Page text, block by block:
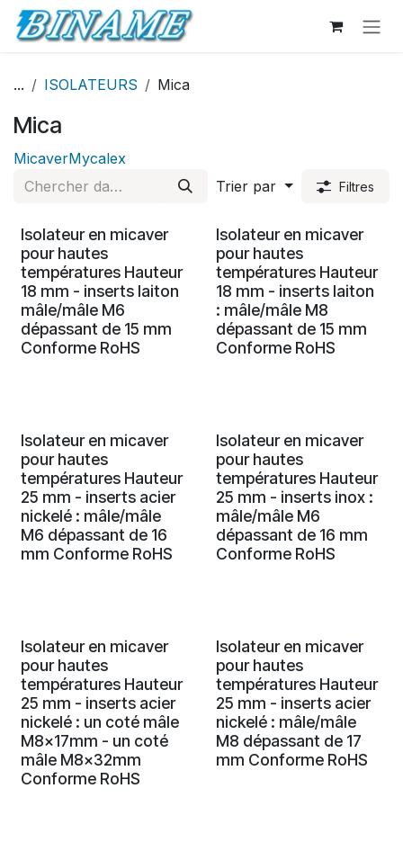
Se rendre au contenu
... ISOLATEURS Mica
Mica
MicaverMycalex
Trier par
Filtres
Isolateur en micaver
pour hautes
températures Hauteur
18 mm - inserts laiton
mâle/mâle M6
dépassant de 15 mm
Conforme RoHS
Isolateur en micaver
pour hautes
températures Hauteur
18 mm - inserts laiton
: mâle/mâle M8
dépassant de 15 mm
Conforme RoHS
Isolateur en micaver
pour hautes
températures Hauteur
25 mm - inserts acier
nickelé : mâle/mâle
M6 dépassant de 16
mm Conforme RoHS
Isolateur en micaver
pour hautes
températures Hauteur
25 mm - inserts inox :
mâle/mâle M6
dépassant de 16 mm
Conforme RoHS
Isolateur en micaver
pour hautes
températures Hauteur
25 mm - inserts acier
nickelé : un coté mâle
M8x17mm - un coté
mâle M8x32mm
Conforme RoHS
Isolateur en micaver
pour hautes
températures Hauteur
25 mm - inserts acier
nickelé : mâle/mâle
M8 dépassant de 17
mm Conforme RoHS